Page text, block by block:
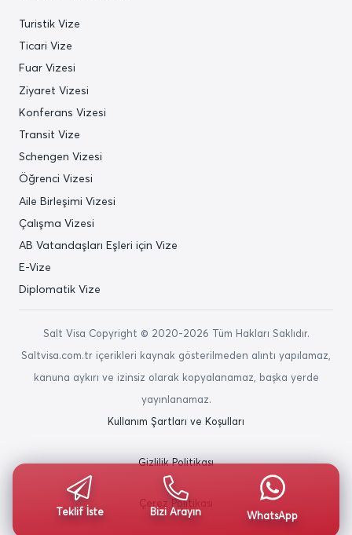
Turistik Vize
Ticari Vize
Fuar Vizesi
Ziyaret Vizesi
Konferans Vizesi
Transit Vize
Schengen Vizesi
Öğrenci Vizesi
Aile Birleşimi Vizesi
Çalışma Vizesi
AB Vatandaşları Eşleri için Vize
E-Vize
Diplomatik Vize
Salt Visa Copyright © 2020-2026 Tüm Hakları Saklıdır.
Saltvisa.com.tr içerikleri kaynak gösterilmeden alıntı yapılamaz,
kanuna aykırı ve izinsiz olarak kopyalanamaz, başka yerde
yayınlanamaz.
Kullanım Şartları ve Koşulları
Gizlilik Politikası
Çerez Politikası
Teklif İste Bizi Arayın WhatsApp